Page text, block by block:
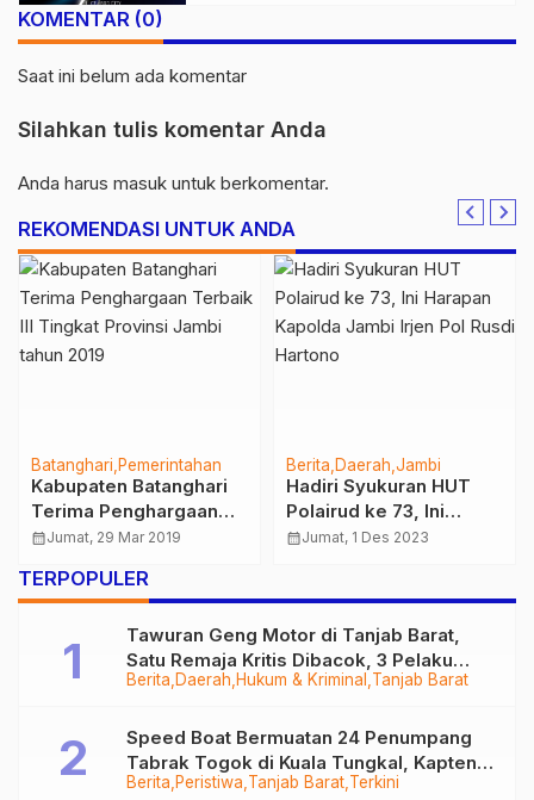
KOMENTAR (0)
Saat ini belum ada komentar
Silahkan tulis komentar Anda
Anda harus masuk untuk berkomentar.
REKOMENDASI UNTUK ANDA
Berita Jambi
PT WKS, PT Lontar
Papyrus, dan
Paguyuban Sinar Mas
Bersama Pemprov
Jambi Wakafkan 1.000
Al Quran dan Bazar
10.000 liter Migor Harga
Khusus
calendar_monthRabu, 12 Apr 2023
Berita Jambi
SKK Migas – PetroChina
Sinergi bersama
Pemkot Jambi Gelar
calendar_monthJumat, 6 Agt 2021
TERPOPULER
Berita Daerah Hukum & Kriminal Tanjab Barat
Tawuran Geng Motor di Tanjab Barat,
Satu Remaja Kritis Dibacok, 3 Pelaku
Ditangkap
Berita Peristiwa Tanjab Barat Terkini
Speed Boat Bermuatan 24 Penumpang
Tabrak Togok di Kuala Tungkal, Kapten
Sempat Hilang